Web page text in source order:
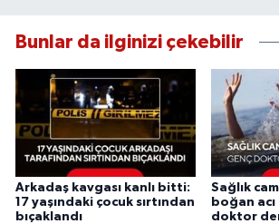
Bunlar da ilginizi çekebilir
Arkadaş kavgası kanlı bitti:
17 yaşındaki çocuk sırtından
bıçaklandı
Sağlık
boğan
doktor